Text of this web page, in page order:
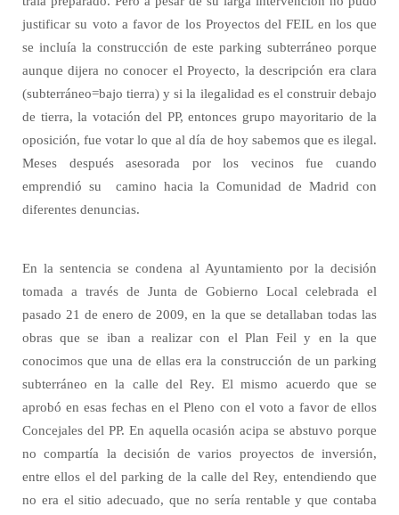
justificar su voto a favor de los Proyectos del FEIL en los que
se incluía la construcción de este parking subterráneo porque
aunque dijera no conocer el Proyecto, la descripción era clara
(subterráneo=bajo tierra) y si la ilegalidad es el construir debajo
de tierra, la votación del PP, entonces grupo mayoritario de la
oposición, fue votar lo que al día de hoy sabemos que es ilegal.
Meses después asesorada por los vecinos fue cuando
emprendió su camino hacia la Comunidad de Madrid con
diferentes denuncias.
En la sentencia se condena al Ayuntamiento por la decisión
tomada a través de Junta de Gobierno Local celebrada el
pasado 21 de enero de 2009, en la que se detallaban todas las
obras que se iban a realizar con el Plan Feil y en la que
conocimos que una de ellas era la construcción de un parking
subterráneo en la calle del Rey. El mismo acuerdo que se
aprobó en esas fechas en el Pleno con el voto a favor de ellos
Concejales del PP. En aquella ocasión acipa se abstuvo porque
no compartía la decisión de varios proyectos de inversión,
entre ellos el del parking de la calle del Rey, entendiendo que
no era el sitio adecuado, que no sería rentable y que contaba